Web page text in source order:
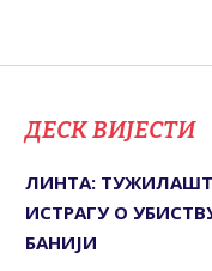
ДЕСК ВИЈЕСТИ
ЛИНТА:
ИСТРАГУ О
БАНИЈИ